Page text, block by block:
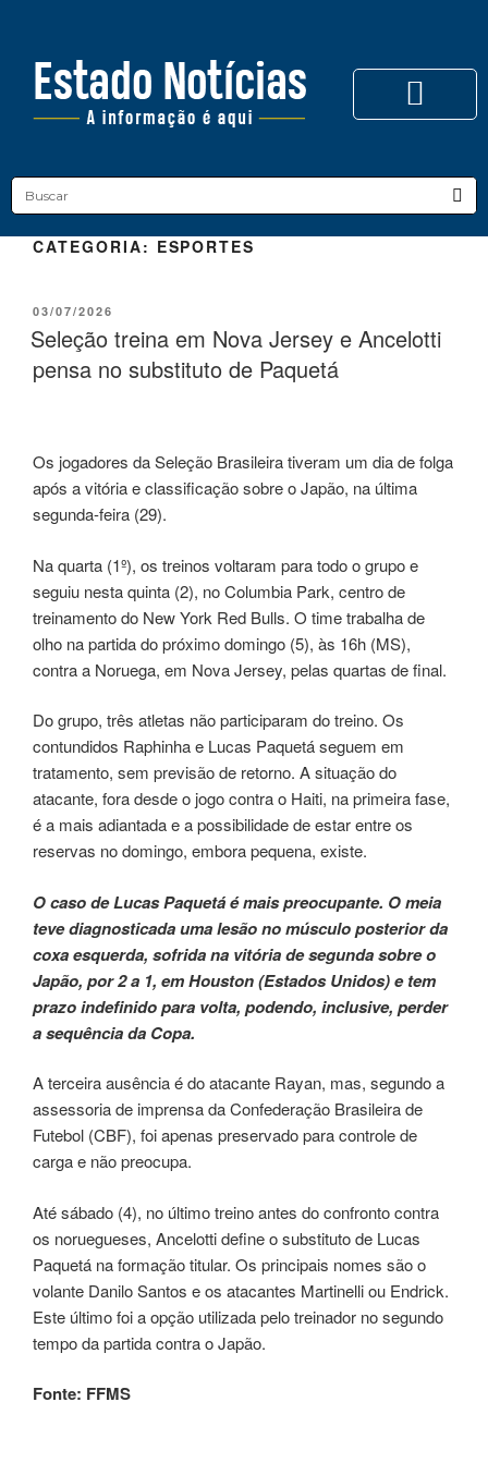
CATEGORIA: ESPORTES
03/07/2026
Seleção treina em Nova Jersey e Ancelotti
pensa no substituto de Paquetá
Os jogadores da Seleção Brasileira tiveram um dia de folga
após a vitória e classificação sobre o Japão, na última
segunda-feira (29).
Na quarta (1º), os treinos voltaram para todo o grupo e
seguiu nesta quinta (2), no Columbia Park, centro de
treinamento do New York Red Bulls. O time trabalha de
olho na partida do próximo domingo (5), às 16h (MS),
contra a Noruega, em Nova Jersey, pelas quartas de final.
Do grupo, três atletas não participaram do treino. Os
contundidos Raphinha e Lucas Paquetá seguem em
tratamento, sem previsão de retorno. A situação do
atacante, fora desde o jogo contra o Haiti, na primeira fase,
é a mais adiantada e a possibilidade de estar entre os
reservas no domingo, embora pequena, existe.
O caso de Lucas Paquetá é mais preocupante. O meia
teve diagnosticada uma lesão no músculo posterior da
coxa esquerda, sofrida na vitória de segunda sobre o
Japão, por 2 a 1, em Houston (Estados Unidos) e tem
prazo indefinido para volta, podendo, inclusive, perder
a sequência da Copa.
A terceira ausência é do atacante Rayan, mas, segundo a
assessoria de imprensa da Confederação Brasileira de
Futebol (CBF), foi apenas preservado para controle de
carga e não preocupa.
Até sábado (4), no último treino antes do confronto contra
os noruegueses, Ancelotti define o substituto de Lucas
Paquetá na formação titular. Os principais nomes são o
volante Danilo Santos e os atacantes Martinelli ou Endrick.
Este último foi a opção utilizada pelo treinador no segundo
tempo da partida contra o Japão.
Fonte: FFMS